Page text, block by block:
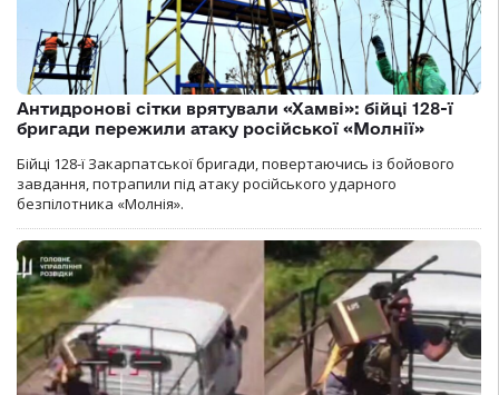
Антидронові сітки врятували «Хамві»: бійці 128-ї
бригади пережили атаку російської «Молнії»
Бійці 128-ї Закарпатської бригади, повертаючись із бойового
завдання, потрапили під атаку російського ударного
безпілотника «Молнія».